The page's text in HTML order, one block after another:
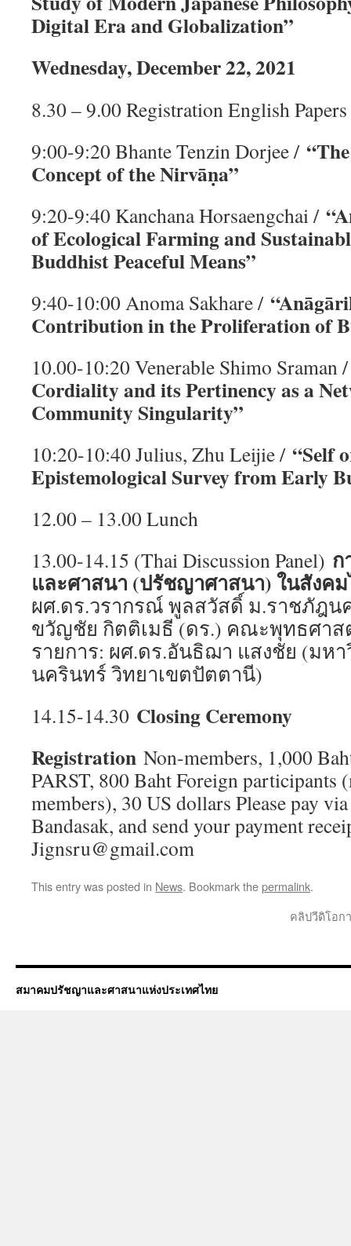
Digital Era and Globalization”
Wednesday, December 22, 2021
8.30 – 9.00 Registration English Papers
9:00-9:20 Bhante Tenzin Dorjee /
Concept of the Nirvāṇa”
9:20-9:40 Kanchana Horsaengchai /
of Ecological Farming and
Buddhist Peaceful Means”
9:40-10:00 Anoma Sakhare /
Contribution in the Proliferation of
10.00-10:20 Venerable Shimo Sraman
Cordiality and its Pertinency as a
Community Singularity”
10:20-10:40 Julius, Zhu Leijie / “Self
Epistemological Survey from Early
12.00 – 13.00 Lunch
13.00-14.15 (Thai Discussion Panel) ก
และศาสนา (ปรัชญาศาสนา) ในสังค
ผศ.ดร.วรากรณ์ พูลสวัสดิ์ ม.ราชภัฎน
ขวัญชัย กิตติเมธี (ดร.) คณะพุทธศาส
รายการ: ผศ.ดร.อันธิฌา แสงชัย (มห
นครินทร์ วิทยาเขตปัตตานี)
14.15-14.30 Closing Ceremony
Registration Non-members, 1,000
PARST, 800 Baht Foreign participants
members), 30 US dollars Please pay
Bandasak, and send your payment
Jignsru@gmail.com
This entry was posted in News. Bookmark thepermalink.
คลิปวีดิโอก
สมาคมปรัชญาและศาสนาแห่งประเทศไทย